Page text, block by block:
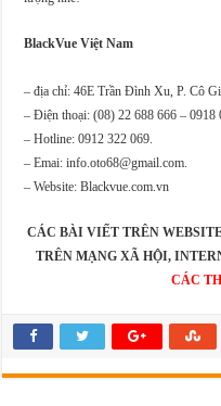
BlackVue Việt Nam
– địa chỉ: 46E Trần Đình Xu, P. Cô
– Điện thoại: (08) 22 688 666 – 0918
– Hotline: 0912 322 069.
– Emai: info.oto68@gmail.com.
– Website: Blackvue.com.vn
CÁC BÀI VIẾT TRÊN
TRÊN MẠNG XÃ HỘI,
CÁC